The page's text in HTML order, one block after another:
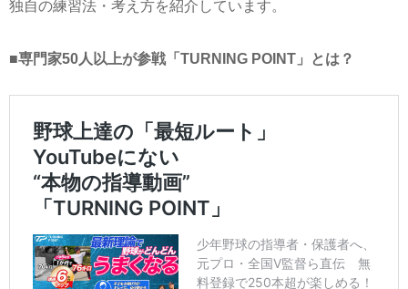
独自の練習法・考え方を紹介しています。
■専門家50人以上が参戦「TURNING POINT」とは？